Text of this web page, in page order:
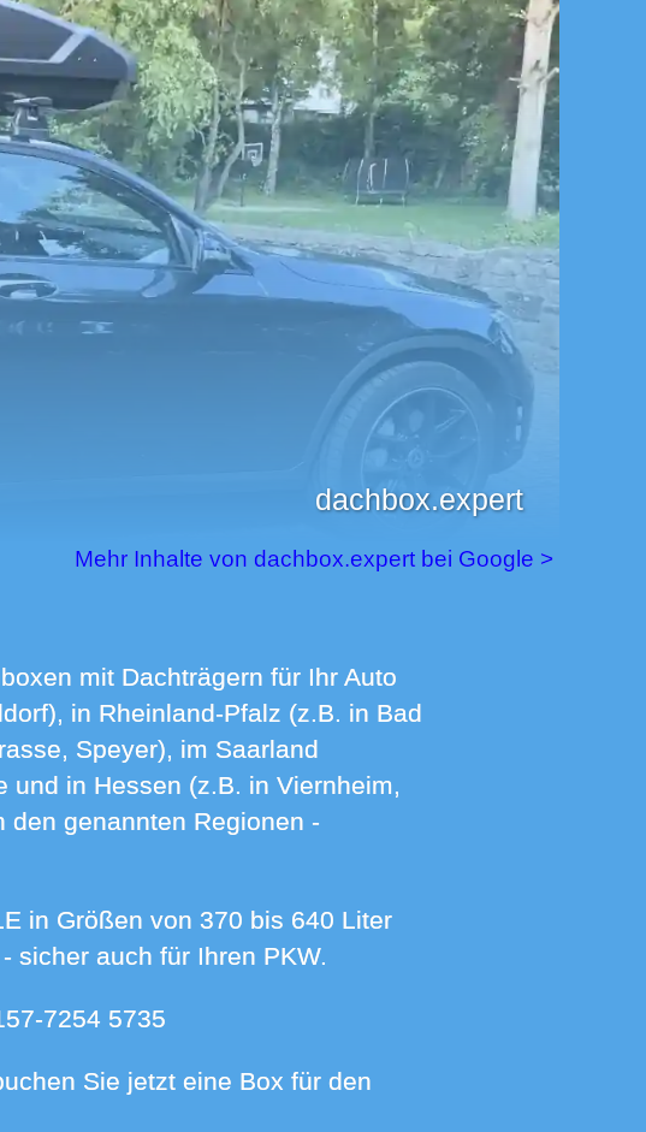
dachbox.expert
Mehr Inhalte von dachbox.expert bei Google >
in Rheinland-Pfalz (z.B. in Bad
Speyer), im Saarland
und in Hessen (z.B. in Viernheim,
den genannten Regionen -
sicher auch für Ihren PKW.
7254 5735